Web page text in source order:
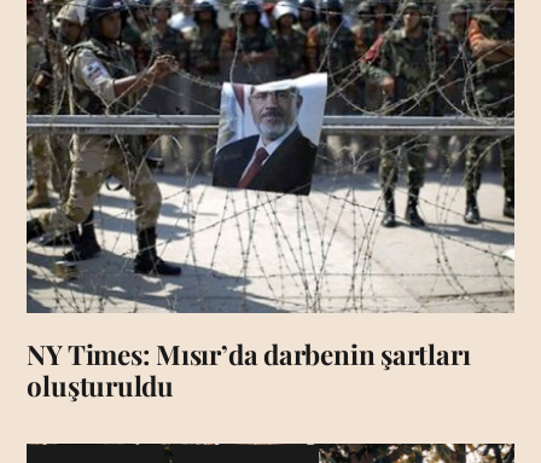
NY Times: Mısır’da darbenin şartları
oluşturuldu